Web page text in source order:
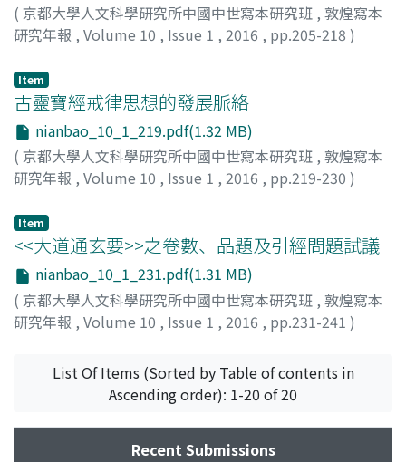
( 京都大學人文科學研究所中國中世寫本研究班 , 敦煌寫本
研究年報 , Volume 10 , Issue 1 , 2016 , pp.205-218 )
Item
古靈寶經戒律思想的發展脈絡
nianbao_10_1_219.pdf(1.32 MB)
( 京都大學人文科學研究所中國中世寫本研究班 , 敦煌寫本
研究年報 , Volume 10 , Issue 1 , 2016 , pp.219-230 )
Item
<<大道通玄要>>之卷數、品題及引經問題試議
nianbao_10_1_231.pdf(1.31 MB)
( 京都大學人文科學研究所中國中世寫本研究班 , 敦煌寫本
研究年報 , Volume 10 , Issue 1 , 2016 , pp.231-241 )
List Of Items (Sorted by Table of contents in
Ascending order): 1-20 of 20
Recent Submissions